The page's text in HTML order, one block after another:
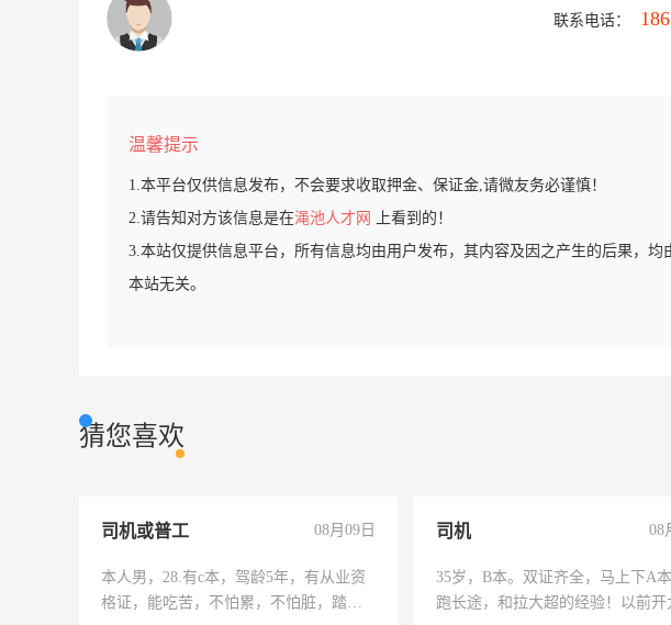
联系电话：
温馨提示
1.本平台仅供信息发布，不会要求收取押金、保证金,请微友务必谨慎！
2.请告知对方该信息是在渑池人才网
上看到的！
3.本站仅提供信息平台，所有信息均由用户发布，其内容及因之产生的后果，均
本站无关。
猜您喜欢
司机或普工 08月09日
本人男，28.有c本，驾龄5年，有从业资
格证，能吃苦，不怕累，不怕脏，踏
司机 08
35岁，B本。双证齐全，马上下A
跑长途，和拉大超的经验！以前开